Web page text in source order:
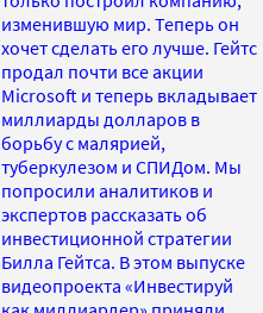
изменившую мир. Теперь он
хочет сделать его лучше. Гейтс
продал почти все акции
Microsoft и теперь вкладывает
миллиарды долларов в
борьбу с малярией,
туберкулезом и СПИДом. Мы
попросили аналитиков и
экспертов рассказать об
инвестиционной стратегии
Билла Гейтса. В этом выпуске
видеопроекта «Инвестируй